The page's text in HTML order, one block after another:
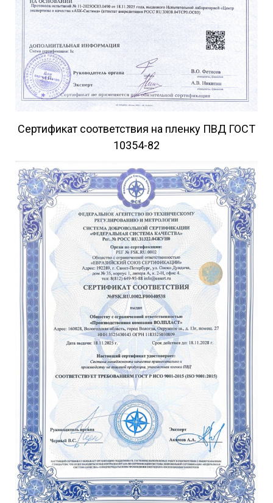
Обращаем ваше внимание, что цена, наличие и
ассортимент изделий зависят от текущего объема
спроса и производственных возможностей.
Сертификат соответствия на пленку ПВД ГОСТ
10354-82